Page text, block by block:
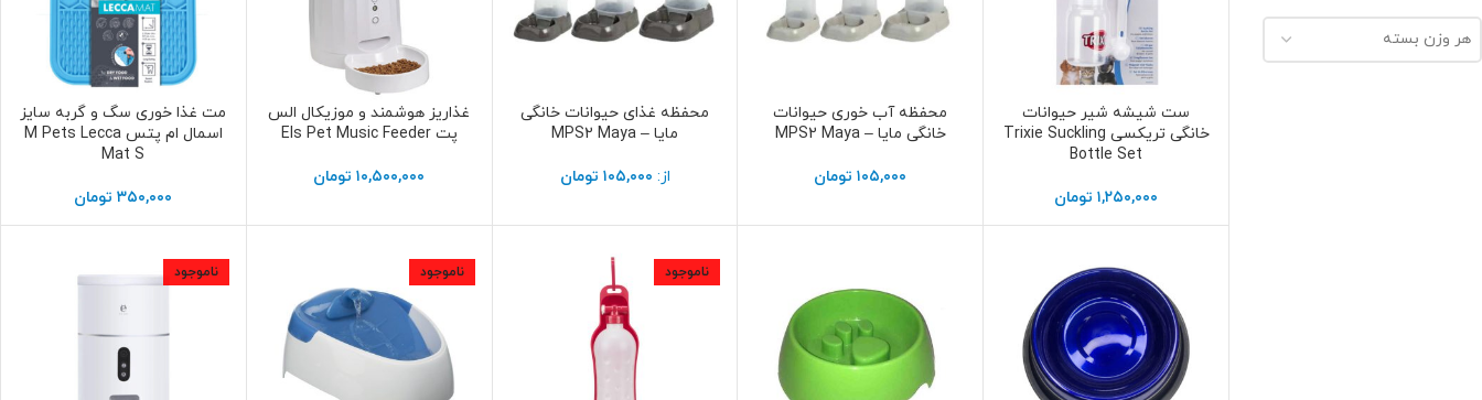
هر وزن بسته
افزودن به سبد خرید
ست شیشه شیر حیوانات
خانگی تریکسی Trixie Suckling
Bottle Set
۱,۲۵۰,۰۰۰ تومان
انتخاب گزینه ها
محفظه آب خوری حیوانات
خانگی مایا – MPS2 Maya
۱۰۵,۰۰۰ تومان
انتخاب گزینه ها
محفظه غذای حیوانات خانگی
مایا – MPS2 Maya
از: ۱۰۵,۰۰۰ تومان
افزودن به سبد خرید
غذاریز هوشمند و موزیکال الس
پت Els Pet Music Feeder
۱۰,۵۰۰,۰۰۰ تومان
انتخاب گزینه ها
مت غذا خوری سگ و گربه سایز
اسمال ام پتس M Pets Lecca
Mat S
۳۵۰,۰۰۰ تومان
ناموجود ناموجود ناموجود